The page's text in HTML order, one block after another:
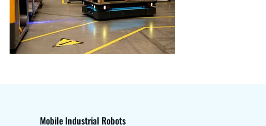
Mobile Industrial Robots